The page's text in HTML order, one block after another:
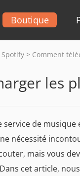
Boutique
> Comment
les
service de
nécessité
mais vous
cet article,